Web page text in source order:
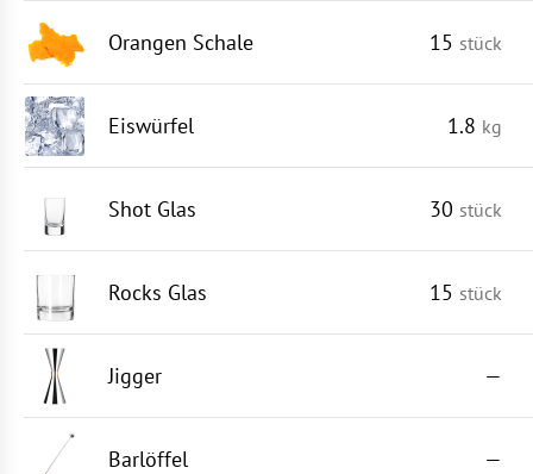
Orangen Schale 15 stück
Eiswürfel 1.8 kg
Shot Glas 30 stück
Rocks Glas 15 stück
Jigger —
Barlöffel —